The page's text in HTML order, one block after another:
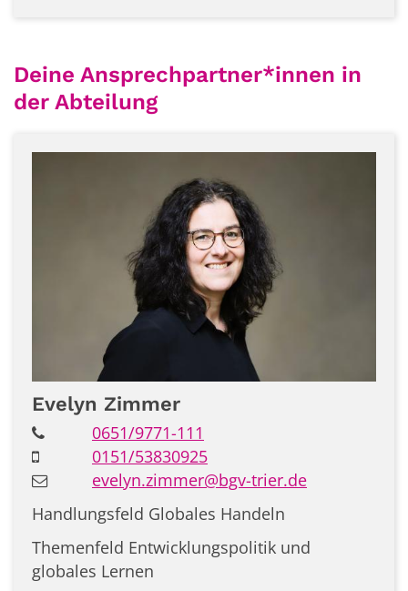
Deine Ansprechpartner*innen in
der Abteilung
Evelyn Zimmer
0651/9771-111
0151/53830925
evelyn.zimmer@bgv-trier.de
Handlungsfeld Globales Handeln
Themenfeld Entwicklungspolitik und
globales Lernen